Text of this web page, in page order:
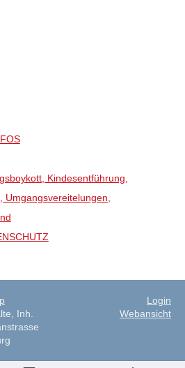
Kindesentführung,
Umgangsvereitelungen,
Inh.
Login
Webansicht